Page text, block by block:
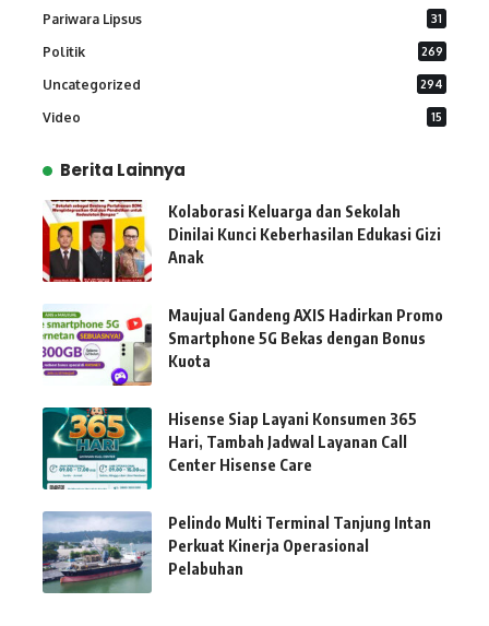
Pariwara Lipsus 31
Politik 269
Uncategorized 294
Video 15
Berita Lainnya
Kolaborasi Keluarga dan Sekolah
Dinilai Kunci Keberhasilan Edukasi Gizi
Anak
Maujual Gandeng AXIS Hadirkan Promo
Smartphone 5G Bekas dengan Bonus
Kuota
Hisense Siap Layani Konsumen 365
Hari, Tambah Jadwal Layanan Call
Center Hisense Care
Pelindo Multi Terminal Tanjung Intan
Perkuat Kinerja Operasional
Pelabuhan